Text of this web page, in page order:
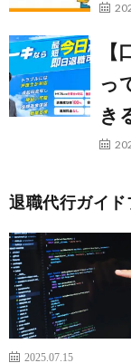
っ
き
退職代行ガイ
2025.07.15